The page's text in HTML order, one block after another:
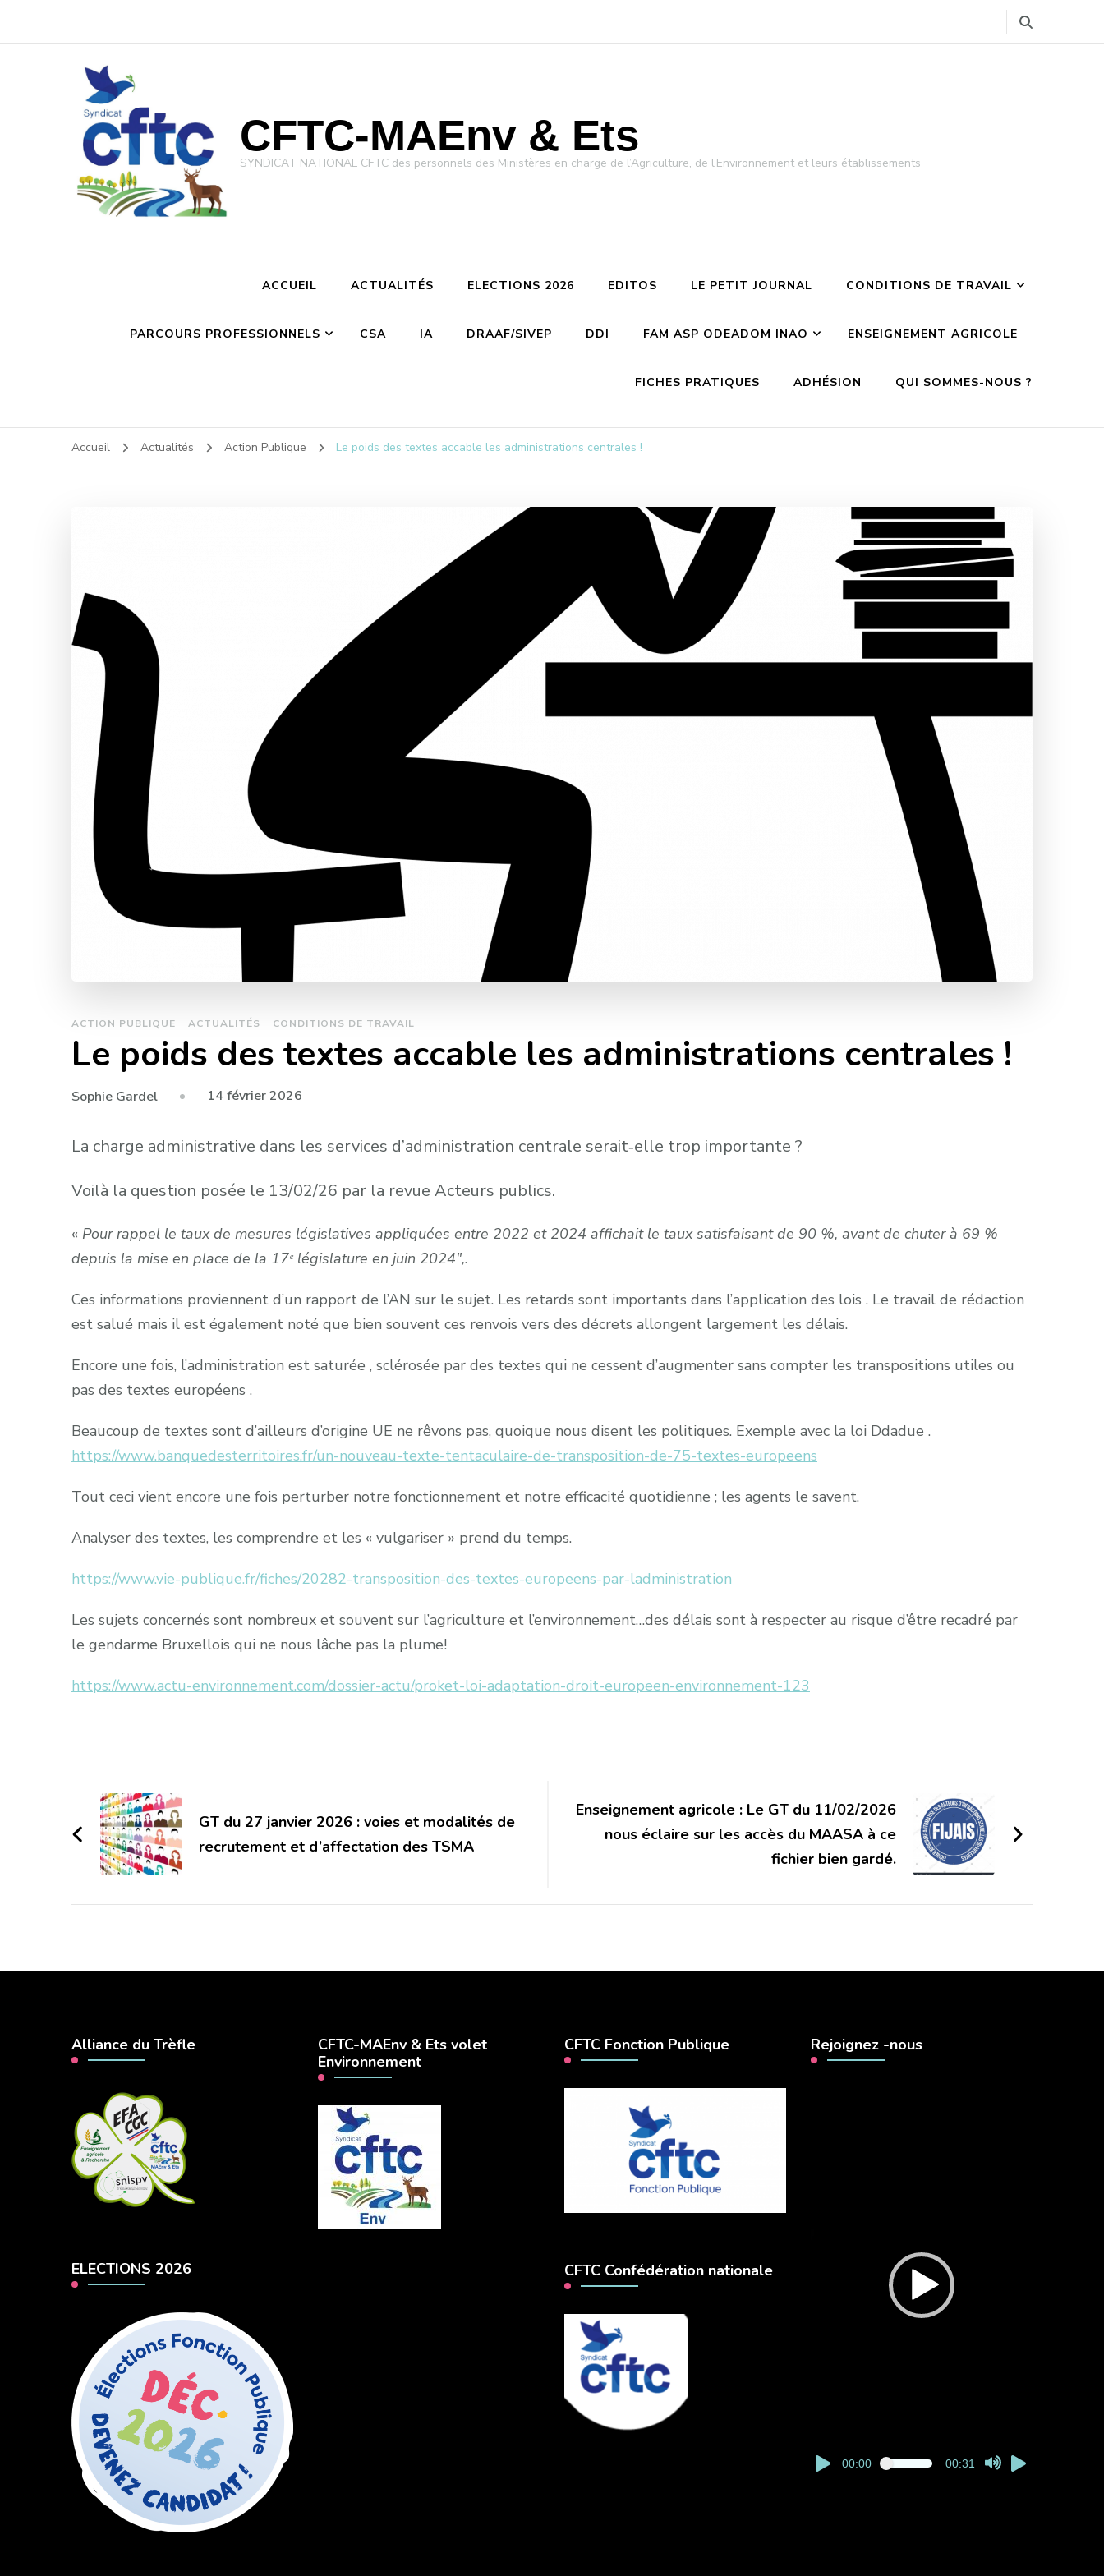
CFTC-MAEnv & Ets
SYNDICAT NATIONAL CFTC des personnels des Ministères en charge de l’Agriculture, de l’Environnement et leurs établissements
ACCUEIL ACTUALITÉS ELECTIONS 2026 EDITOS LE PETIT JOURNAL CONDITIONS DE TRAVAIL
PARCOURS PROFESSIONNELS CSA IA DRAAF/SIVEP DDI FAM ASP ODEADOM INAO ENSEIGNEMENT AGRICOLE
FICHES PRATIQUES ADHÉSION QUI SOMMES-NOUS ?
Accueil Actualités Action Publique Le poids des textes accable les administrations centrales !
ACTION PUBLIQUE ACTUALITÉS CONDITIONS DE TRAVAIL
Le poids des textes accable les administrations centrales !
Sophie Gardel 14 février 2026
La charge administrative dans les services d’administration centrale serait‑elle trop importante ?
Voilà la question posée le 13/02/26 par la revue Acteurs publics.
« Pour rappel le taux de mesures législatives appliquées entre 2022 et 2024 affichait le taux satisfaisant de 90 %, avant de chuter à 69 %
depuis la mise en place de la 17ᵉ législature en juin 2024″,.
Ces informations proviennent d’un rapport de l’AN sur le sujet. Les retards sont importants dans l’application des lois . Le travail de rédaction
est salué mais il est également noté que bien souvent ces renvois vers des décrets allongent largement les délais.
Encore une fois, l’administration est saturée , sclérosée par des textes qui ne cessent d’augmenter sans compter les transpositions utiles ou
pas des textes européens .
Beaucoup de textes sont d’ailleurs d’origine UE ne rêvons pas, quoique nous disent les politiques. Exemple avec la loi Ddadue .
https://www.banquedesterritoires.fr/un-nouveau-texte-tentaculaire-de-transposition-de-75-textes-europeens
Tout ceci vient encore une fois perturber notre fonctionnement et notre efficacité quotidienne ; les agents le savent.
Analyser des textes, les comprendre et les « vulgariser » prend du temps.
https://www.vie-publique.fr/fiches/20282-transposition-des-textes-europeens-par-ladministration
Les sujets concernés sont nombreux et souvent sur l’agriculture et l’environnement…des délais sont à respecter au risque d’être recadré par
le gendarme Bruxellois qui ne nous lâche pas la plume!
https://www.actu-environnement.com/dossier-actu/proket-loi-adaptation-droit-europeen-environnement-123
d'article
GT du 27 janvier 2026 : voies et modalités de
recrutement et d’affectation des TSMA
Enseignement agricole : Le GT du 11/02/2026
nous éclaire sur les accès du MAASA à ce
fichier bien gardé.
Alliance du Trèfle
ELECTIONS 2026
CFTC-MAEnv & Ets volet
Environnement
CFTC Fonction Publique
CFTC Confédération nationale
Rejoignez -nous
00:00 00:31